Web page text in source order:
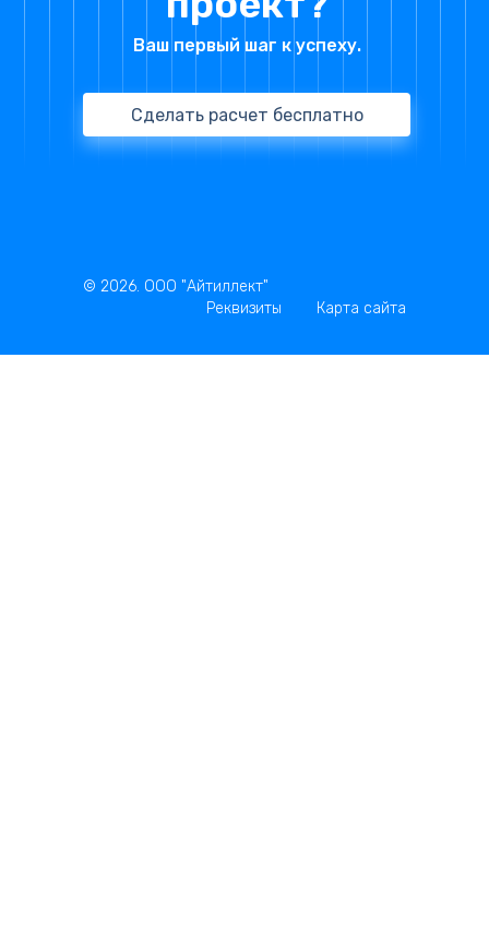
Ваш первый шаг к успеху.
Сделать расчет бесплатно
© 2026. ООО "Айтиллект"
Карта сайта
Реквизиты